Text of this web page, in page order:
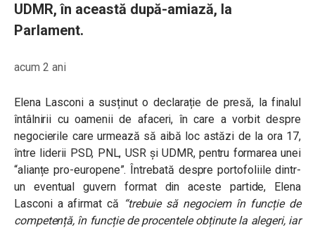
UDMR, în această după-amiază, la
Parlament.
acum 2 ani
Elena Lasconi a susținut o declarație de presă, la finalul
întâlnirii cu oamenii de afaceri, în care a vorbit despre
negocierile care urmează să aibă loc astăzi de la ora 17,
între liderii PSD, PNL, USR și UDMR, pentru formarea unei
“alianțe pro-europene”. Întrebată despre portofoliile dintr-
un eventual guvern format din aceste partide, Elena
Lasconi a afirmat că “trebuie să negociem în funcție de
competență, în funcție de procentele obținute la alegeri, iar